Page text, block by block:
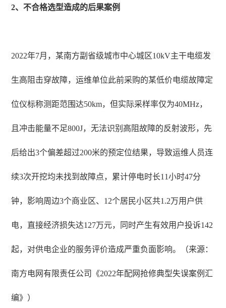
2、不合格选型造成的后果案例
2022年7月，某南方副省级城市中心城区10kV主干电缆发
生高阻击穿故障，运维单位此前采购的某低价电缆故障定
位仪标称测距范围达50km，但实际采样率仅为40MHz，
且冲击能量不足800J，无法识别高阻故障的反射波形，先
后给出3个偏差超过200米的预定位结果，导致运维人员连
续3次开挖均未找到故障点，累计停电时长11小时47分
钟，影响周边3个商业区、12个居民小区共1.2万用户供
电，直接经济损失达127万元，同时产生有效用户投诉142
起，对供电企业的服务评价造成严重负面影响。（来源：
南方电网有限责任公司《2022年配网抢修典型失误案例汇
编》）